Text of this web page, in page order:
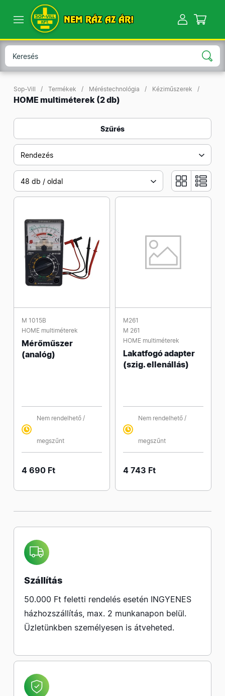
NEM RÁZ AZ ÁR!
Sop-Vill Termékek Méréstechnológia Kéziműszerek
HOME multiméterek (2 db)
Szűrés
Rendezés
48 db / oldal
M 1015B
HOME multiméterek
Mérőműszer
(analóg)
Nem rendelhető /
megszűnt
4 690 Ft
M261
M 261
HOME multiméterek
Lakatfogó adapter
(szig. ellenállás)
Nem rendelhető /
megszűnt
4 743 Ft
Szállítás
50.000 Ft feletti rendelés esetén INGYENES
házhozszállítás, max. 2 munkanapon belül.
Üzletünkben személyesen is átveheted.